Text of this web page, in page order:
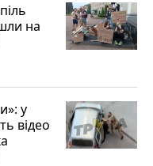
на
у
відео